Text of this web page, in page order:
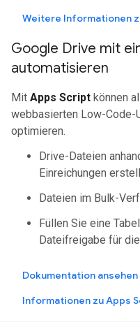
Weitere Informationen
Google Drive mit
automatisieren
Mit Apps Script können
webbasierten Low-Code-
optimieren.
Drive-Dateien
Einreichungen
Dateien im Bulk-
Füllen Sie eine
Dateifreigabe für
Dokumentation ansehen
Informationen zu Apps